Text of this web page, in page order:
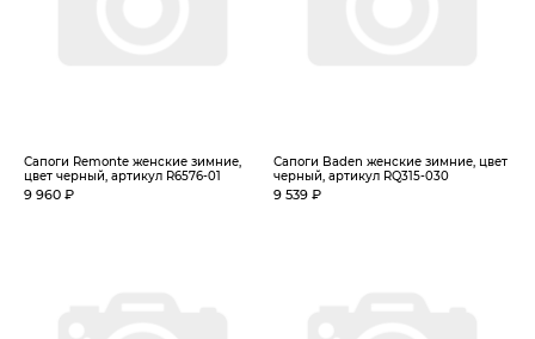
Сапоги Remonte женские зимние,
цвет черный, артикул R6576-01
9 960 ₽
Сапоги Baden женские зимние, цвет
черный, артикул RQ315-030
9 539 ₽